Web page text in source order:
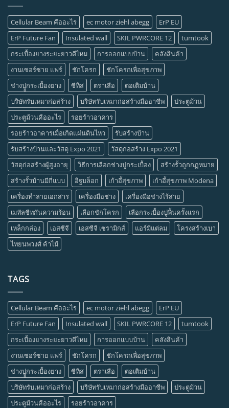
Cellular Beam คืออะไร ec motor ziehl abegg
ErP EU
ErP Future Fan
Insulated wall SKIL PWRCORE 12
tumtook
กระเบื้องยางระยะยาวดีไหม
การออกแบบบ้าน
คลังสินค้า
งานเซอร์ซาย แฟร์
ชักโครก
ชักโครกเพื่อสุขภาพ
ช่างปููกระเบื้องยาง
ซีทิส ตราเสือ
ต่อเติมบ้าน
บริษัทรับเหมาก่อสร้าง
บริษัทรับเหมาก่อสร้างมืออาชีพ
ประตูม้วน
ประตูม้วนคืออะไร
รอยร้าวอาคาร
รอยร้าวอาคารเมื่อเกิดแผ่นดินไหว
รับสร้างบ้าน
รับสร้างบ้านและวัสดุ Expo 2021
วัสดุก่อสร้าง Expo 2021
วัสดุก่อสร้างผู้สูงอายุ
วิธีการเลือกช่างปูกระเบื้อง
สร้างรั้วถูกกฏหมาย
สร้างรั้วบ้านมีกี่แบบ
อิฐบล็อก เก้าอี้สุขภาพ
เก้าอี้สุขภาพ Modena
เครื่องทำลายเอกสาร
เครื่องมือช่าง
เครื่องมือช่างไร้สาย
เมทัลชีทกันความร้อน
เลือกชักโครก
เลือกระเบื้องปูพื้นครั้งแรก
เหล็กกล่อง
เอสซีจี เอสซีจี เซรามิกส์ แอร์มีแต่ลม
โครงสร้างเบา
ไทยนพวงศ์ ค้าไม้
TAGS
Cellular Beam คืออะไร ec motor ziehl abegg
ErP EU
ErP Future Fan
Insulated wall SKIL PWRCORE 12
tumtook
กระเบื้องยางระยะยาวดีไหม
การออกแบบบ้าน
คลังสินค้า
งานเซอร์ซาย แฟร์
ชักโครก
ชักโครกเพื่อสุขภาพ
ช่างปููกระเบื้องยาง
ซีทิส ตราเสือ
ต่อเติมบ้าน
บริษัทรับเหมาก่อสร้าง
บริษัทรับเหมาก่อสร้างมืออาชีพ
ประตูม้วน
ประตูม้วนคืออะไร
รอยร้าวอาคาร